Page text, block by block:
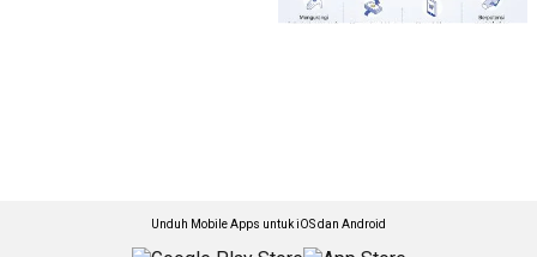
Unduh Mobile Apps untuk iOS dan Android